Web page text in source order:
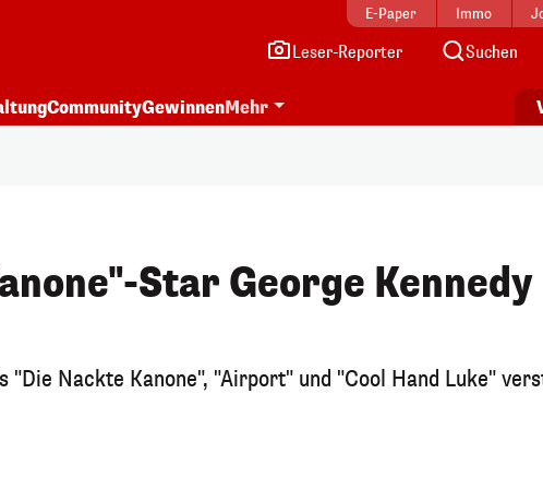
E-Paper Immo
Leser-Reporter Suchen
CommunityGewinnenMehr
Star George Kennedy
"Die Nackte Kanone", "Airport" und "Cool Hand Luke"